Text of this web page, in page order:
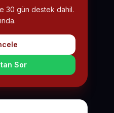
30 gün destek dahil.
Sor